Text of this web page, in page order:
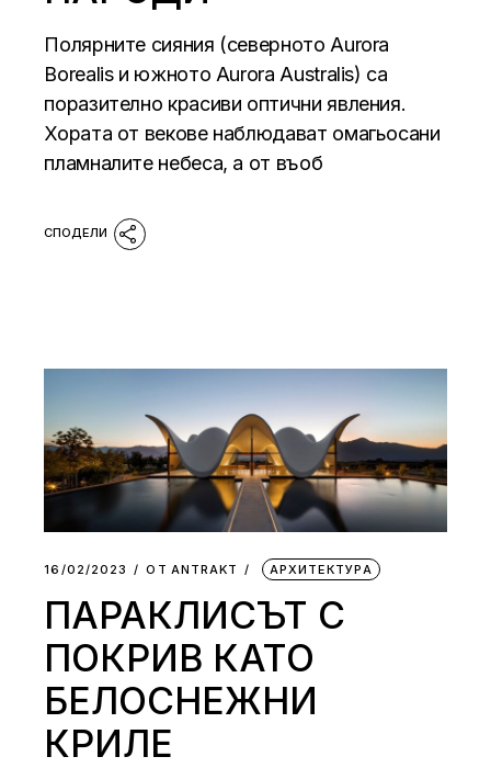
Полярните сияния (северното Aurora
Borealis и южното Aurora Australis) са
поразително красиви оптични явления.
Хората от векове наблюдават омагьосани
пламналите небеса, а от въоб
16/02/2023 ОТ АNTRAKT АРХИТЕКТУРА
ПАРАКЛИСЪТ С
ПОКРИВ КАТО
БЕЛОСНЕЖНИ
КРИЛЕ